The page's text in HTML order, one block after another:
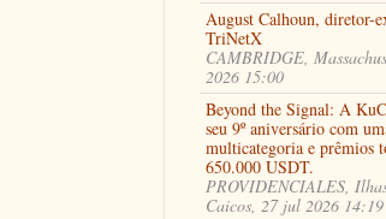
August Calhoun, diretor-
TriNetX
CAMBRIDGE,
2026 15:00
Beyond the Signal: A
seu 9º aniversário com
multicategoria e prêmios
650.000 USDT.
PROVIDENCIALES,
Caicos, 27 jul 2026 14:19